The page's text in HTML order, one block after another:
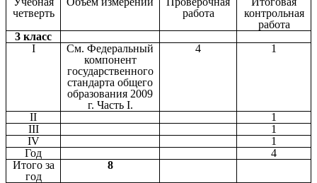
четверть
работа
контрольная
работа
3 класс
I
См. Федеральный
компонент
государственного
стандарта общего
образования 2009
г. Часть I.
4 1
II
1
III
1
IV
1
Год
4
Итого за
год
8